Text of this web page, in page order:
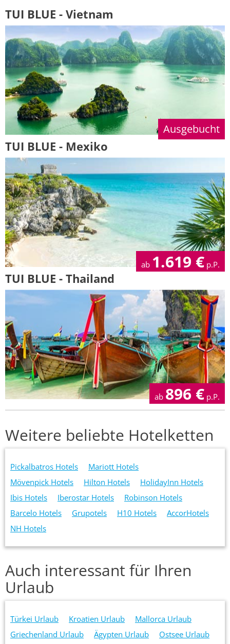
TUI BLUE - Vietnam
TUI BLUE - Mexiko
ab 1.619 € p.P.
TUI BLUE - Thailand
ab 896 € p.P.
Weitere beliebte Hotelketten
Pickalbatros Hotels
Mariott Hotels
Mövenpick Hotels
Hilton Hotels
HolidayInn Hotels
Ibis Hotels
Iberostar Hotels
Robinson Hotels
Barcelo Hotels
Grupotels H10 Hotels
AccorHotels
NH Hotels
Auch interessant für Ihren
Urlaub
Türkei Urlaub Kroatien Urlaub
Mallorca Urlaub
Griechenland Urlaub
Ägypten Urlaub
Ostsee Urlaub